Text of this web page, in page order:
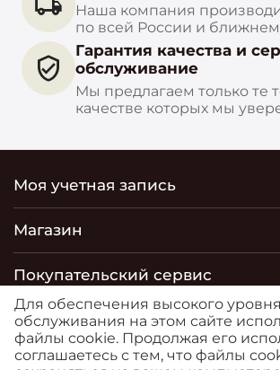
Наша компания
по всей России и
Гарантия качества и
обслуживание
Мы предлагаем только те
качестве которых мы
Моя учетная запись
Магазин
Покупательский сервис
Контакты
Для обеспечения высокого уровня
обслуживания на этом сайте
файлы cookie. Продолжая его
соглашаетесь с тем, что файлы